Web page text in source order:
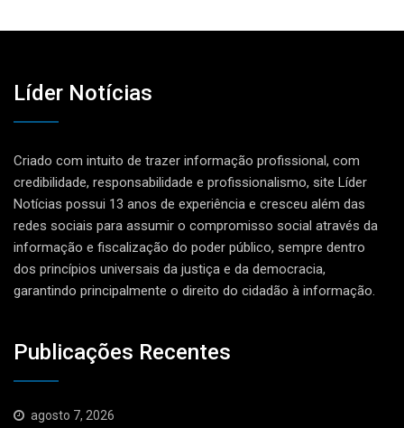
Líder Notícias
Criado com intuito de trazer informação profissional, com
credibilidade, responsabilidade e profissionalismo, site Líder
Notícias possui 13 anos de experiência e cresceu além das
redes sociais para assumir o compromisso social através da
informação e fiscalização do poder público, sempre dentro
dos princípios universais da justiça e da democracia,
garantindo principalmente o direito do cidadão à informação.
Publicações Recentes
agosto 7, 2026